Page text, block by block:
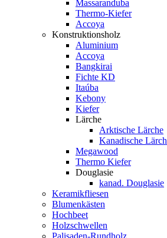
Massaranduba
Thermo-Kiefer
Accoya
Konstruktionsholz
Aluminium
Accoya
Bangkirai
Fichte KD
Itaúba
Kebony
Kiefer
Lärche
Arktische Lärche
Kanadische
Megawood
Thermo Kiefer
Douglasie
kanad. Douglasie
Keramikfliesen
Blumenkästen
Hochbeet
Holzschwellen
Palisaden-Rundholz